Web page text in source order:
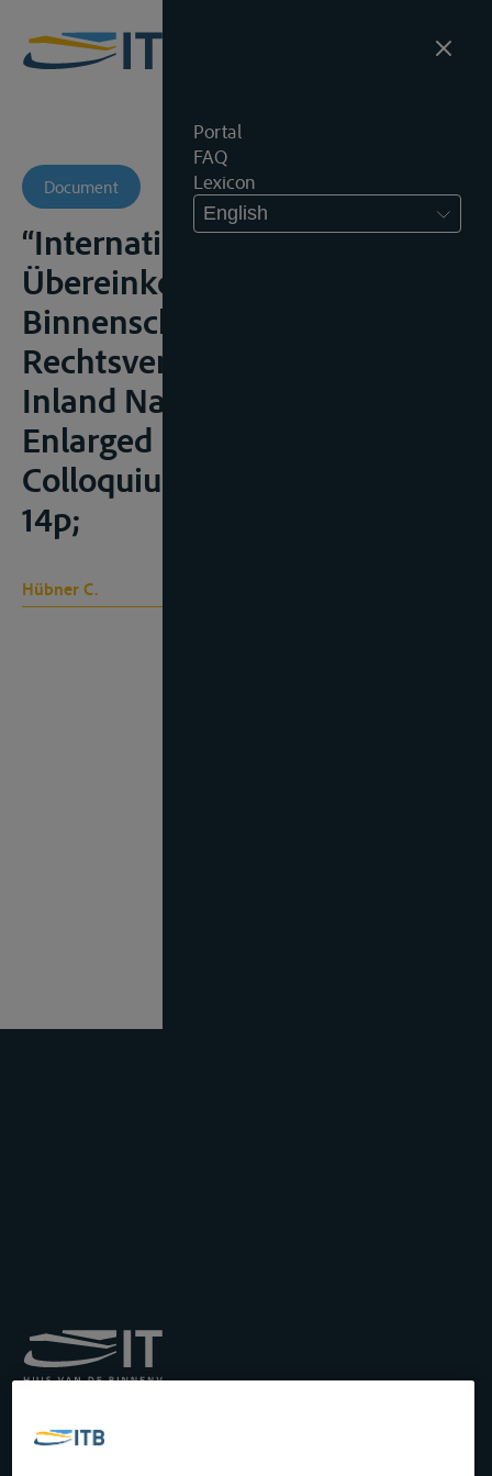
Portal
FAQ
Lexicon
English
Document
“Internationale
Übereinkommen in der
Binnenschiffahrt.
Rechtsvereinheitlichung ?” in
Inland Navigation in the
Enlarged Europe, 5de I.V.R.
Colloquium, Wenen, 2005,
14p;
Hübner C.
Transport by Inland